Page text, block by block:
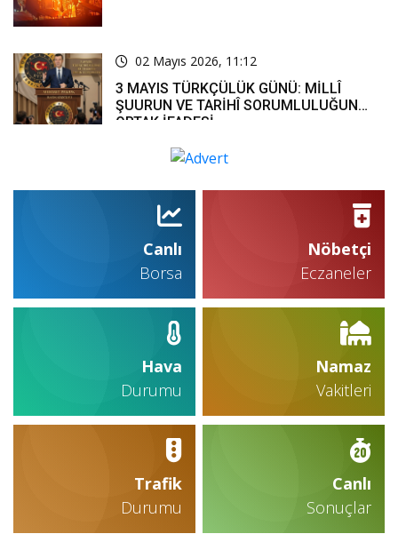
02 Mayıs 2026, 11:12
3 MAYIS TÜRKÇÜLÜK GÜNÜ: MİLLÎ
ŞUURUN VE TARİHÎ SORUMLULUĞUN
ORTAK İFADESİ
Canlı
Borsa
Nöbetçi
Eczaneler
Hava
Durumu
Namaz
Vakitleri
Trafik
Durumu
Canlı
Sonuçlar